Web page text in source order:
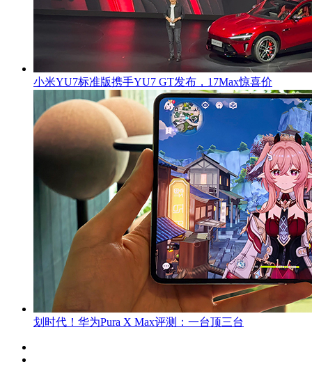
小米YU7标准版携手YU7 GT发布，17Max惊喜价
划时代！华为Pura X Max评测：一台顶三台